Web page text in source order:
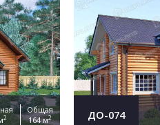
2
Общая
164 м2 ДО-074